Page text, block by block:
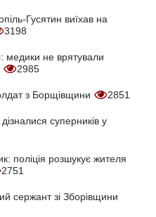
Гусятин виїхав на
3198
медики не врятували
2985
з Борщівщини 2851
суперників у
поліція розшукує жителя
2751
сержант зі Зборівщини